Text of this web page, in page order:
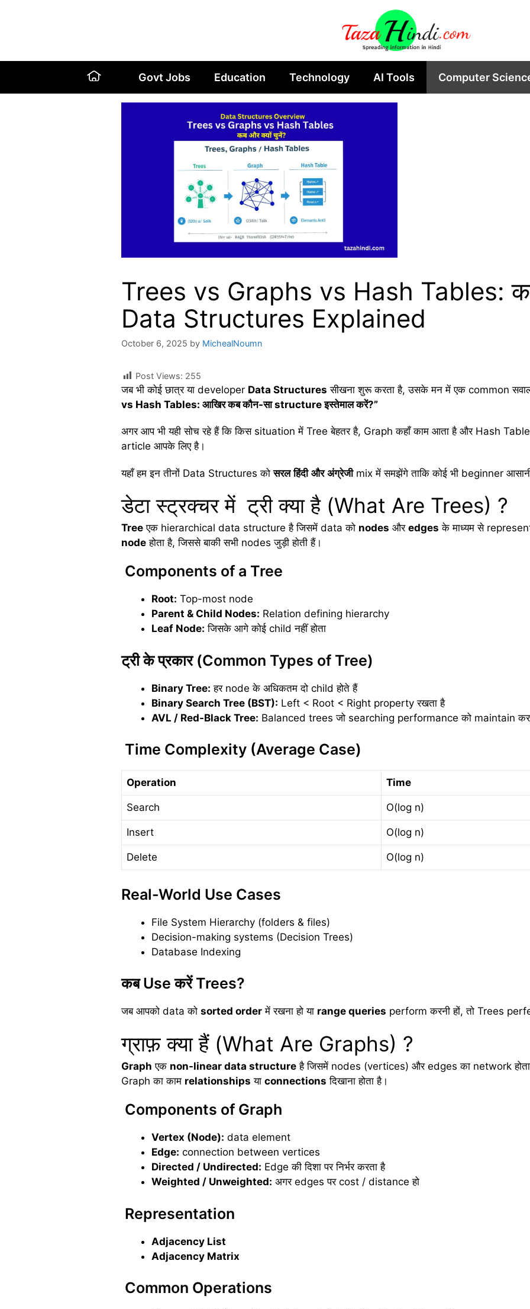
Govt Jobs Education Technology AI Tools Computer
Trees vs Graphs vs Hash Tables:
Data Structures Explained
October 6, 2025 by MichealNoumn
Post Views: 255
जब भी कोई छात्र या developer Data Structures सीखना शुरू करता है, उसके मन में एक common
vs Hash Tables: आखिरकबकौन-सा structureइस्तेमालकरें?”
अगर आप भी यही सोच रहे हैं कि किस situation में Tree बेहतर है, Graph कहाँ काम आता है और Hash
article आपके लिए है।
यहाँ हम इन तीनों Data Structures कोसरल हिंदी और अंग्रेजीmix में समझेंगे ताकि कोई भी beginner
डेटा स्ट्रक्चर में ट्री क्या है (What Are Trees) ?
Tree एक hierarchical data structure है जिसमें data को nodes और edges के माध्यम से
node होता है, जिससे बाकी सभी nodes जुड़ी होती हैं।
Components of a Tree
Root: Top-most node
Parent & Child Nodes: Relation defining hierarchy
Leaf Node: जिसके आगे कोई child नहीं होता
ट्री के प्रकार (Common Types of Tree)
Binary Tree: हर node के अधिकतम दो child होते हैं
Binary Search Tree (BST): Left < Root < Right property रखता है
AVL / Red-Black Tree: Balanced trees जो searching performance को maintain
Time Complexity (Average Case)
Operation Time
Search O(log n)
Insert O(log n)
Delete O(log n)
Real-World Use Cases
File System Hierarchy (folders & files)
Decision-making systems (Decision Trees)
Database Indexing
कब Use करें Trees?
जब आपको data को sorted order में रखना हो या range queries perform करनी हों, तो Trees
ग्राफ़ क्या हैं (What Are Graphs) ?
Graph एक non-linear data structure है जिसमें nodes (vertices) और edges का network
Graph का काम relationships या connections दिखाना होता है।
Components of Graph
Vertex (Node): data element
Edge: connection between vertices
Directed / Undirected: Edge की दिशा पर निर्भर करता है
Weighted / Unweighted: अगर edges पर cost / distance हो
Representation
Adjacency List
Adjacency Matrix
Common Operations